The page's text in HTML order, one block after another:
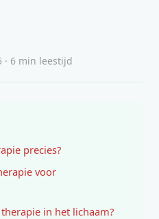
· 6 min leestijd
precies?
voor
in het lichaam?